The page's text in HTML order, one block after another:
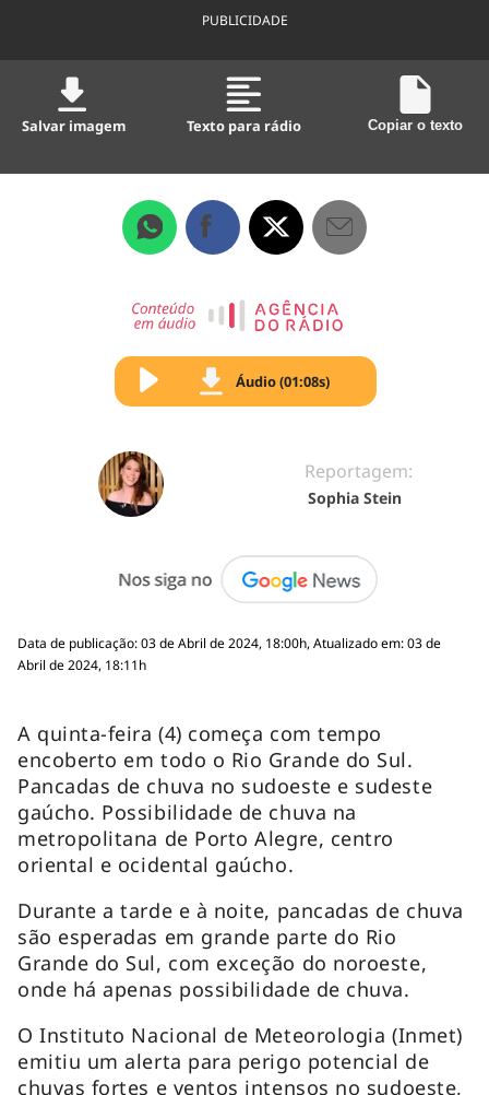
PUBLICIDADE
Salvar imagem Texto para rádio Copiar o texto
Áudio (01:08s)
Reportagem:
Sophia Stein
Data de publicação: 03 de Abril de 2024, 18:00h, Atualizado em: 03 de
Abril de 2024, 18:11h
A quinta-feira (4) começa com tempo
encoberto em todo o Rio Grande do Sul.
Pancadas de chuva no sudoeste e sudeste
gaúcho. Possibilidade de chuva na
metropolitana de Porto Alegre, centro
oriental e ocidental gaúcho.
Durante a tarde e à noite, pancadas de chuva
são esperadas em grande parte do Rio
Grande do Sul, com exceção do noroeste,
onde há apenas possibilidade de chuva.
O Instituto Nacional de Meteorologia (Inmet)
emitiu um alerta para perigo potencial de
chuvas fortes e ventos intensos no sudoeste,